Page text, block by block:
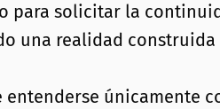
para solicitar la
una realidad
entenderse únicamente